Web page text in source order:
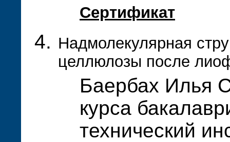
Сертификат
Надмолекулярная
целлюлозы после
Баербах Илья
курса
технический